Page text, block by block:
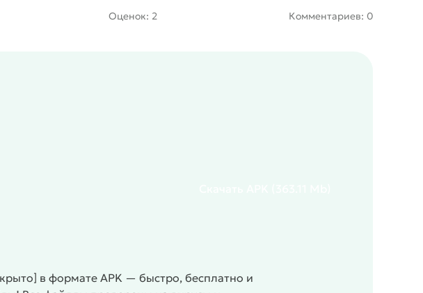
/
Оценок: 2 Комментариев: 0
в формате APK — быстро, бесплатно и